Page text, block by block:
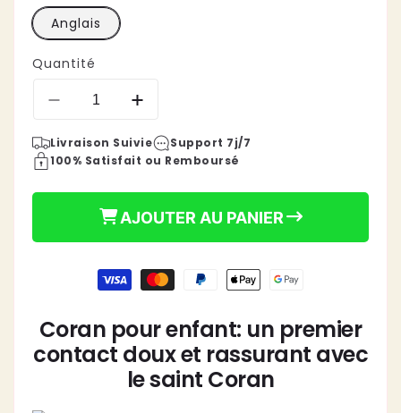
habituel
€24,90
Anglais
Quantité
Réduire
quantité
de
|
Augmenter
quantité
de
enfant
|
Livraison Suivie
Support 7j/7
100% Satisfait ou Remboursé
AJOUTER AU PANIER
Coran pour enfant: un premier
contact doux et rassurant avec
le saint Coran